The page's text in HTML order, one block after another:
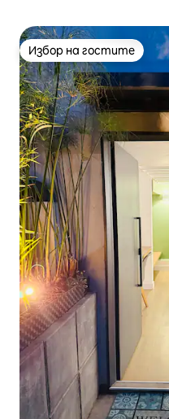
Избор на гостите
Избор на гостите